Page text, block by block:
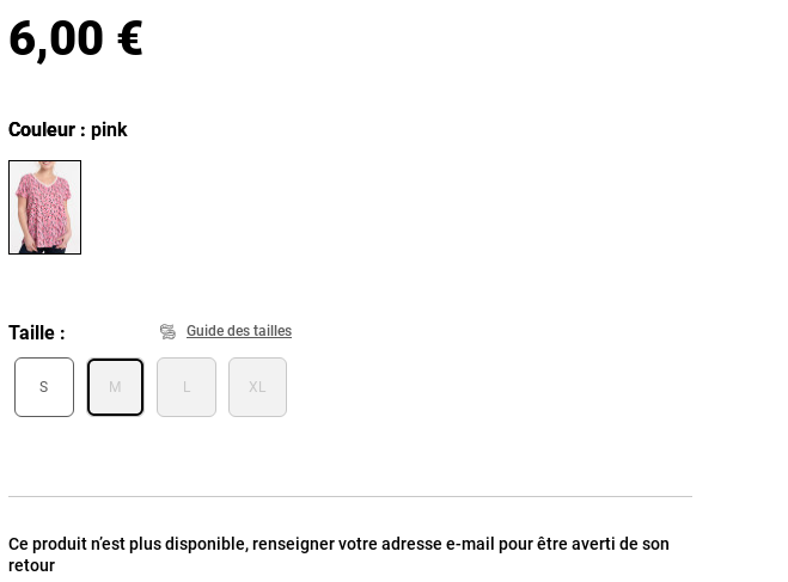
6,00 €
Couleur
Couleur : pink
Taille Guide des tailles
S M L XL
Ce produit n’est plus disponible, renseigner votre adresse e-mail pour être averti de son
retour